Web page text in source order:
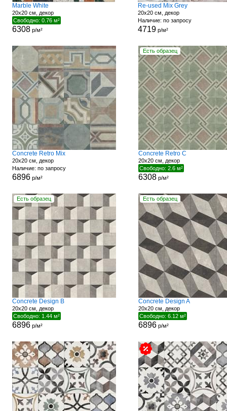
Marble White
20x20 см, декор
Свободно: 0.76 м²
6308р/м²
Re-used Mix Grey
20x20 см, декор
Наличие: по запросу
4719р/м²
Concrete Retro Mix
20x20 см, декор
Наличие: по запросу
6896р/м²
Есть образец
Concrete Retro C
20x20 см, декор
Свободно: 2.6 м²
6308р/м²
Есть образец
Concrete Design B
20x20 см, декор
Свободно: 1.44 м²
6896р/м²
Есть образец
Concrete Design A
20x20 см, декор
Свободно: 6.12 м²
6896р/м²